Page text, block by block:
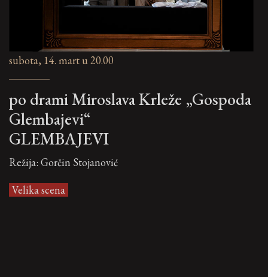
subota, 14. mart u 20.00
po drami Miroslava Krleže „Gospoda
Glembajevi“
GLEMBAJEVI
Režija: Gorčin Stojanović
Velika scena